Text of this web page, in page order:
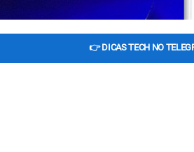
👉 DICAS TECH NO